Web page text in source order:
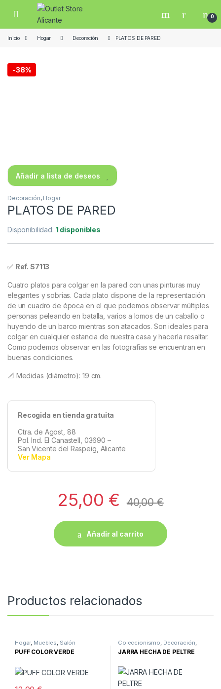
Skip to navigation
Skip to content
Open 0
Inicio Hogar Decoración PLATOS DE PARED
-38%
Añadir a lista de deseos
Decoración, Hogar
PLATOS DE PARED
Disponibilidad: 1 disponibles
✅ Ref. S7113
Cuatro platos para colgar en la pared con unas pinturas muy
elegantes y sobrias. Cada plato dispone de la representación
de un cuadro de época en el que podemos observar múltiples
personas peleando en batalla, varios a lomos de un caballo o
huyendo de un barco mientras son atacados. Son ideales para
colgar en cualquier estancia de nuestra casa y hacerla resaltar.
Como podemos observar en las fotografías se encuentran en
buenas condiciones.
📐 Medidas (diámetro): 19 cm.
Recogida en tienda gratuita
Ctra. de Agost, 88
Pol. Ind. El Canastell, 03690 –
San Vicente del Raspeig, Alicante
Ver Mapa
25,00 € 40,00€
Añadir al carrito
Productos relacionados
Hogar, Muebles, Salón
PUFF COLOR VERDE
Coleccionismo, Decoración,
Hogar , Varios
JARRA HECHA DE PELTRE